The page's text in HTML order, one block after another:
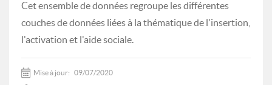
Cet ensemble de données regroupe les différentes
couches de données liées à la thématique de l'insertion,
l'activation et l'aide sociale.
Mise à jour: 09/07/2020